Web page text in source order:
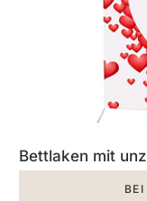
Bettlaken mit